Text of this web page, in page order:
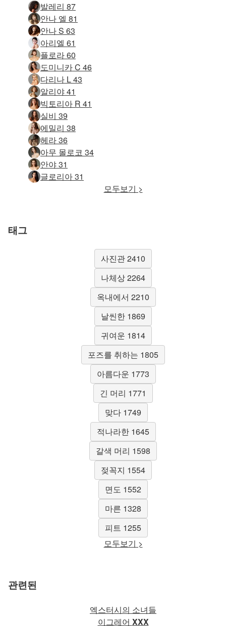
발레리 87
안나 엘 81
안나 S 63
아리엘 61
플로라 60
도미니카 C 46
다리나 L 43
알리야 41
빅토리아 R 41
실비 39
에밀리 38
헤라 36
아무 몰로코 34
안야 31
글로리아 31
모두보기 >
태그
사진관 2410
나체상 2264
옥내에서 2210
날씬한 1869
귀여운 1814
포즈를 취하는 1805
아름다운 1773
긴 머리 1771
맞다 1749
적나라한 1645
갈색 머리 1598
젖꼭지 1554
면도 1552
마른 1328
피트 1255
모두보기 >
관련된
엑스터시의 소녀들
이그레어 XXX